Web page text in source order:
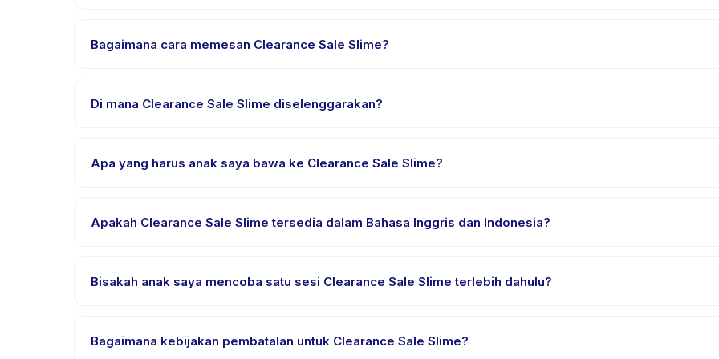
Bagaimana cara memesan Clearance Sale Slime?
setelah pembayaran berhasil.
Di mana Clearance Sale Slime diselenggarakan?
Apa yang harus anak saya bawa ke Clearance Sale Slime?
Apakah Clearance Sale Slime tersedia dalam Bahasa Inggris dan Indonesia?
bahasa yang didukung.
Bisakah anak saya mencoba satu sesi Clearance Sale Slime terlebih dahulu?
Bagaimana kebijakan pembatalan untuk Clearance Sale Slime?